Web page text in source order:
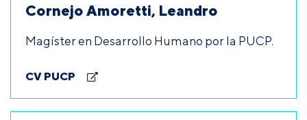
Cornejo Amoretti, Leandro
Magíster en Desarrollo Humano por la PUCP.
CV PUCP